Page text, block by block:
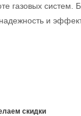
газовых
и
скидки